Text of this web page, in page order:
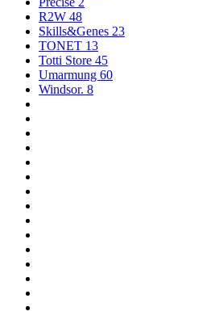
R2W 48
Skills&Genes 23
TONET 13
Totti Store 45
Umarmung 60
Windsor. 8